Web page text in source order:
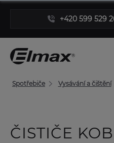
+420 599 529
Spotřebiče Vysávání a čištění
ČISTIČE